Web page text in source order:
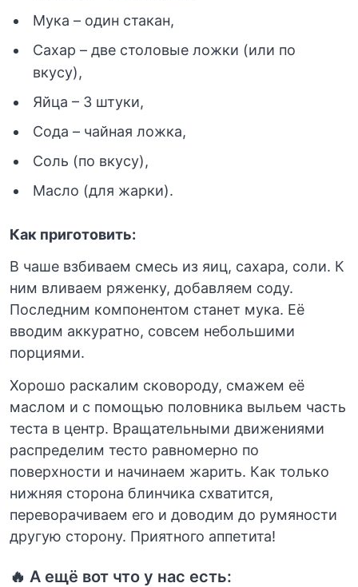
Мука – один стакан,
Сахар – две столовые ложки (или по
вкусу),
Яйца – 3 штуки,
Сода – чайная ложка,
Соль (по вкусу),
Масло (для жарки).
Как приготовить:
В чаше взбиваем смесь из яиц, сахара, соли. К
ним вливаем ряженку, добавляем соду.
Последним компонентом станет мука. Её
вводим аккуратно, совсем небольшими
порциями.
Хорошо раскалим сковороду, смажем её
маслом и с помощью половника выльем часть
теста в центр. Вращательными движениями
распределим тесто равномерно по
поверхности и начинаем жарить. Как только
нижняя сторона блинчика схватится,
переворачиваем его и доводим до румяности
другую сторону. Приятного аппетита!
🔥 А ещё вот что у нас есть: